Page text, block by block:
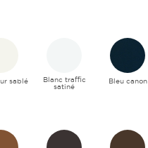
sablé Blanc traffic
satiné
Bleu canon